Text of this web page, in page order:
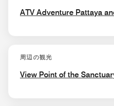
ATV Adventure Pattaya
周辺の観光
View Point of the